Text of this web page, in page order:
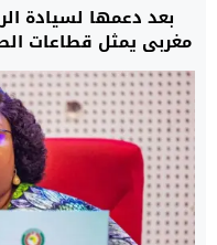
بعد دعمها لسيادة
مغربي يمثل قطاعات
لبدء